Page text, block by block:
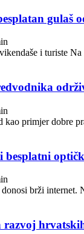
gulaš
i turiste
kao primjer dobre
besplatni
brži